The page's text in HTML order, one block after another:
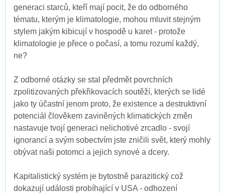
generaci starců, kteří mají pocit, že do odborného
tématu, kterým je klimatologie, mohou mluvit stejným
stylem jakým kibicují v hospodě u karet - protože
klimatologie je přece o počasí, a tomu rozumí každý,
ne?
Z odborné otázky se stal předmět povrchních
zpolitizovaných překřikovacích soutěží, kterých se lidé
jako ty účastní jenom proto, že existence a destruktivní
potenciál člověkem zaviněných klimatických změn
nastavuje tvojí generaci nelichotivé zrcadlo - svojí
ignorancí a svým sobectvím jste zničili svět, který mohly
obývat naši potomci a jejich synové a dcery.
Kapitalistický systém je bytostně parazitický což
dokazují události probíhající v USA - odhození